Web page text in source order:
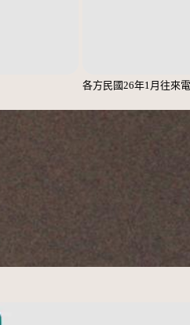
各方民國26年1月往來